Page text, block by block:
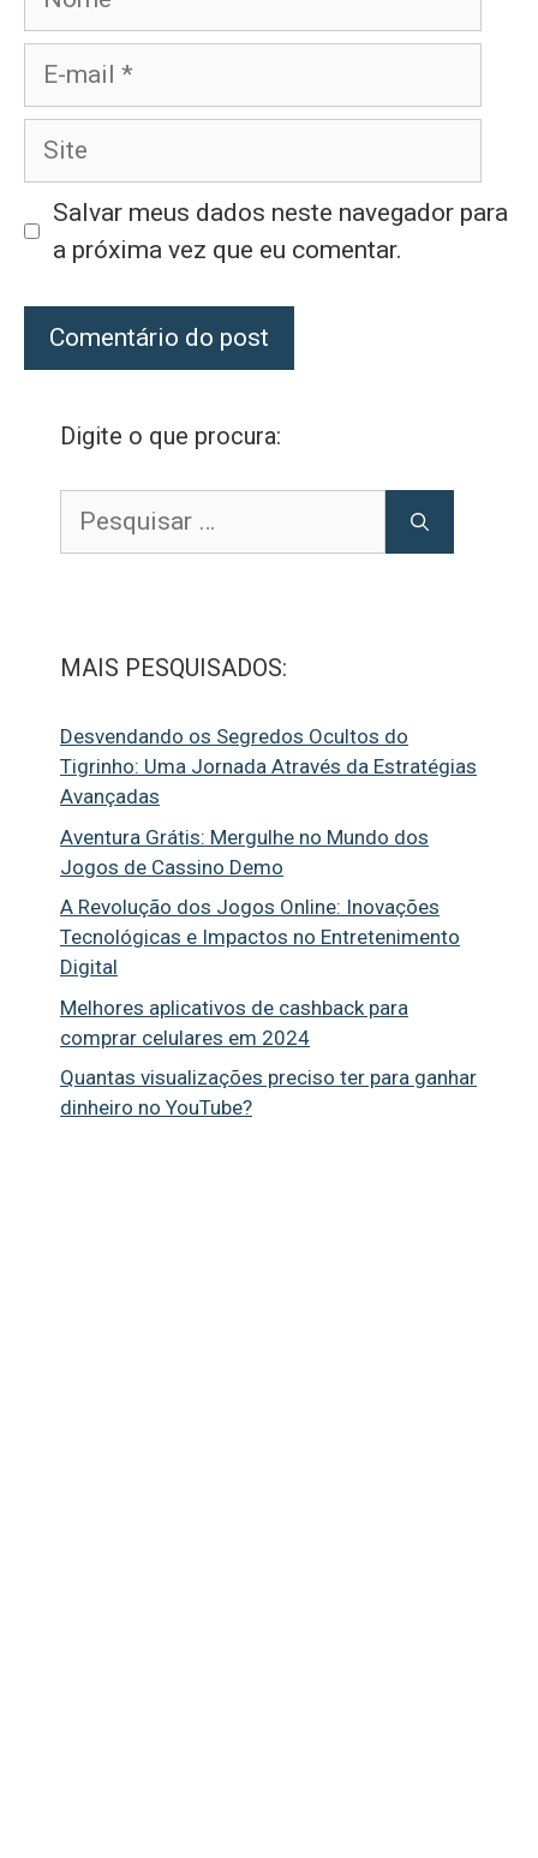
Site
Salvar meus dados neste navegador para
a próxima vez que eu comentar.
Digite o que procura:
por:
MAIS PESQUISADOS:
Desvendando os Segredos Ocultos do
Tigrinho: Uma Jornada Através da Estratégias
Avançadas
Aventura Grátis: Mergulhe no Mundo dos
Jogos de Cassino Demo
A Revolução dos Jogos Online: Inovações
Tecnológicas e Impactos no Entretenimento
Digital
Melhores aplicativos de cashback para
comprar celulares em 2024
Quantas visualizações preciso ter para ganhar
dinheiro no YouTube?